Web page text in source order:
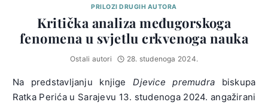
PRILOZI DRUGIH AUTORA
Kritička analiza međugorskoga
fenomena u svjetlu crkvenoga nauka
Ostali autori 28. studenoga 2024.
Na predstavljanju knjigeDjevice premudra biskupa
Ratka Perića u Sarajevu 13. studenoga 2024. angažirani